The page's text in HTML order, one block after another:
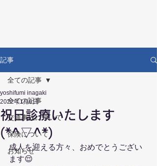
記事
全ての記事
交通事故について
保険について
お知らせ
全ての記事
祝日診療いたします
(*^▽^*)
yoshifumi inagaki
2022年1月6日
成人を迎える方々、おめでとうござい
ます😌